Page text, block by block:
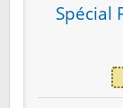
Spécial